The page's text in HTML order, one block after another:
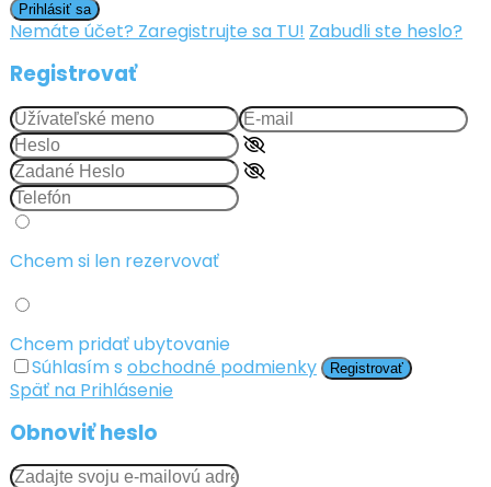
Prihlásiť sa
Nemáte účet? Zaregistrujte sa TU! Zabudli ste heslo?
Registrovať
Chcem si len rezervovať
Chcem pridať ubytovanie
Súhlasím s obchodné podmienky Registrovať
Späť na Prihlásenie
Obnoviť heslo